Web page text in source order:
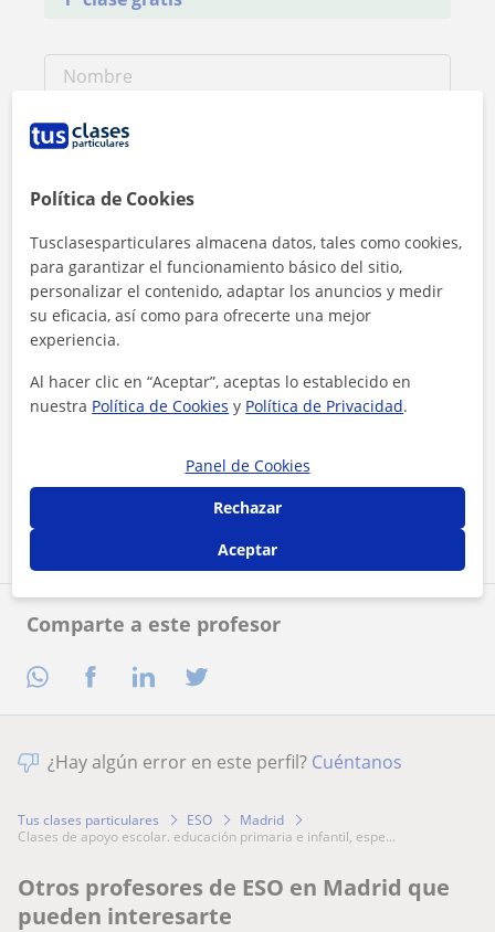
Comparte a este profesor
Contactar ahora
¿Hay algún error en este perfil? Cuéntanos
Tus clases particulares ESO
Madrid
clases de apoyo escolar. educación primaria e infantil, espe...
Otros profesores de ESO en Madrid que
pueden interesarte
Política de Cookies
Tusclasesparticulares almacena datos, tales como cookies,
para garantizar el funcionamiento básico del sitio,
personalizar el contenido, adaptar los anuncios y medir
su eficacia, así como para ofrecerte una mejor
experiencia.
Al hacer clic en “Aceptar”, aceptas lo establecido en
nuestra Política de Cookies y Política de Privacidad.
Panel de Cookies
Rechazar
Aceptar